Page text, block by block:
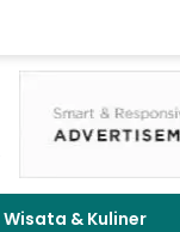
Wisata & Kuliner